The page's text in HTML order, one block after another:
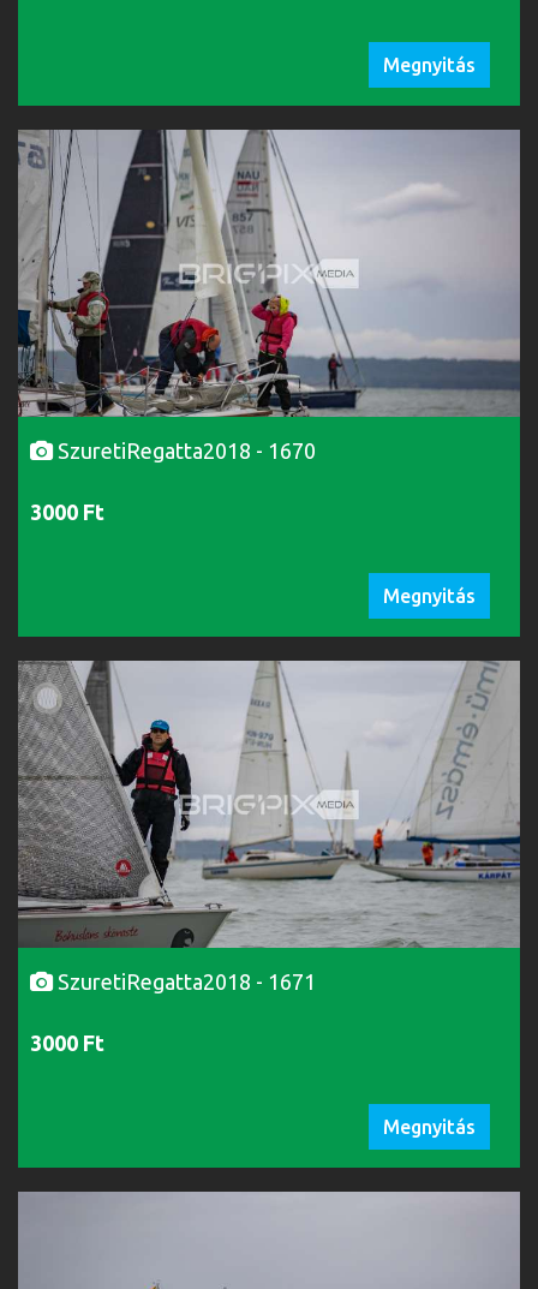
Megnyitás
SzuretiRegatta2018 - 1670
3000 Ft
Megnyitás
SzuretiRegatta2018 - 1671
3000 Ft
Megnyitás